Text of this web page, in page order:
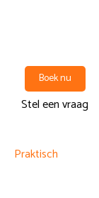
Boek nu
Stel een vraag
Praktisch